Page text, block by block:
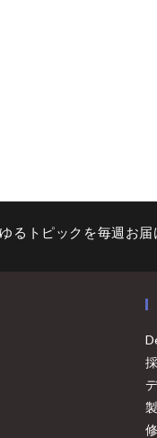
るトピックを毎週お届